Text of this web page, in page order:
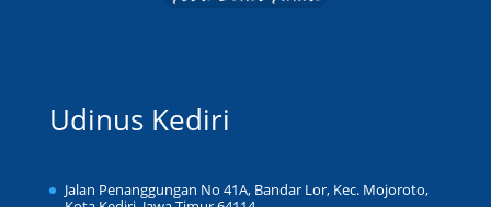
Udinus Kediri
Jalan Penanggungan No 41A, Bandar Lor, Kec. Mojoroto,